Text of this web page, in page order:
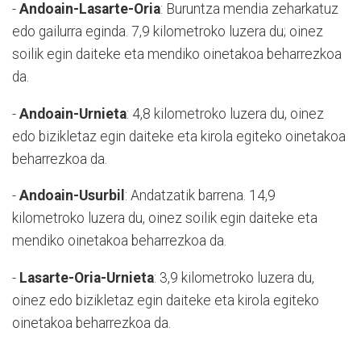
- Andoain-Lasarte-Oria: Buruntza mendia zeharkatuz
edo gailurra eginda. 7,9 kilometroko luzera du; oinez
soilik egin daiteke eta mendiko oinetakoa beharrezkoa
da.
- Andoain-Urnieta: 4,8 kilometroko luzera du, oinez
edo bizikletaz egin daiteke eta kirola egiteko oinetakoa
beharrezkoa da.
- Andoain-Usurbil : Andatzatik barrena. 14,9
kilometroko luzera du, oinez soilik egin daiteke eta
mendiko oinetakoa beharrezkoa da.
- Lasarte-Oria-Urnieta: 3,9 kilometroko luzera du,
oinez edo bizikletaz egin daiteke eta kirola egiteko
oinetakoa beharrezkoa da.